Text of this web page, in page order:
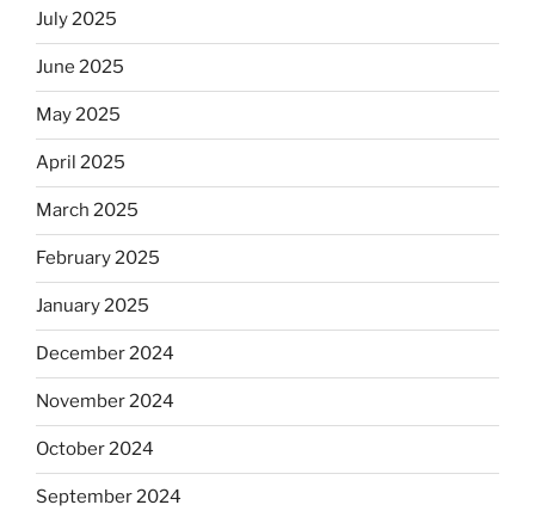
July 2025
June 2025
May 2025
April 2025
March 2025
February 2025
January 2025
December 2024
November 2024
October 2024
September 2024